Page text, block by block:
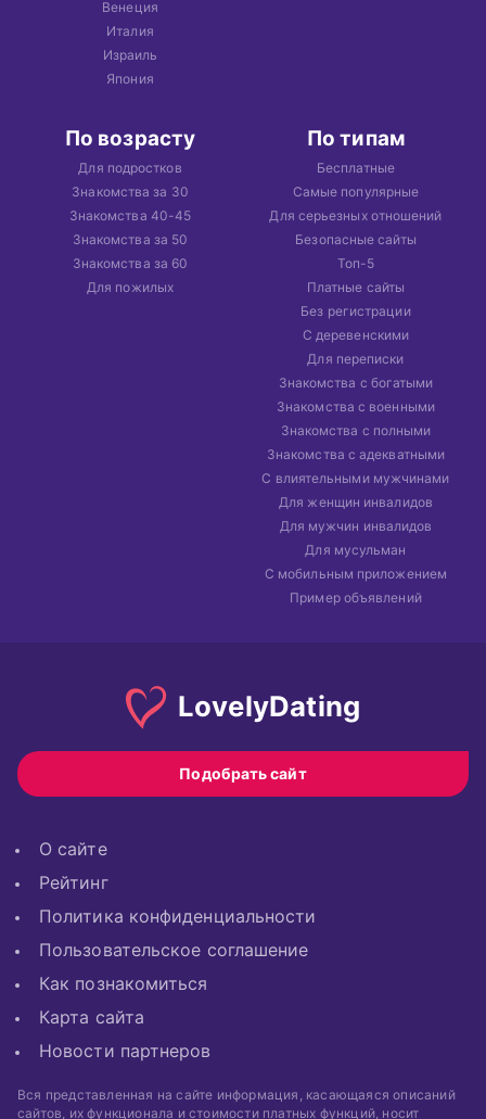
Венеция
Италия
Израиль
Япония
По возрасту
Для подростков
Знакомства за 30
Знакомства 40-45
Знакомства за 50
Знакомства за 60
Для пожилых
По типам
Бесплатные
Самые популярные
Для серьезных отношений
Безопасные сайты
Топ-5
Платные сайты
Без регистрации
С деревенскими
Для переписки
Знакомства с богатыми
Знакомства с военными
Знакомства с полными
Знакомства с адекватными
С влиятельными мужчинами
Для женщин инвалидов
Для мужчин инвалидов
Для мусульман
С мобильным приложением
Пример объявлений
LovelyDating
Подобрать сайт
О сайте
Рейтинг
Политика конфиденциальности
Пользовательское соглашение
Как познакомиться
Карта сайта
Новости партнеров
Вся представленная на сайте информация, касающаяся описаний
сайтов, их функционала и стоимости платных функций, носит